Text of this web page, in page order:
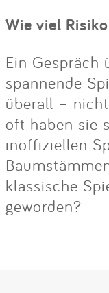
Wie viel
Ein Gespräch
spannende
überall –
oft haben sie
inoffiziellen
klassische
geworden?